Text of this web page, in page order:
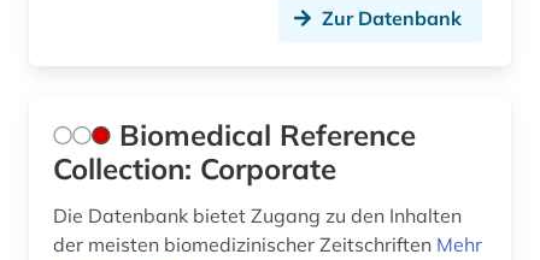
Zur Datenbank
Biomedical Reference
Collection: Corporate
Die Datenbank bietet Zugang zu den Inhalten
der meisten biomedizinischer Zeitschriften Mehr